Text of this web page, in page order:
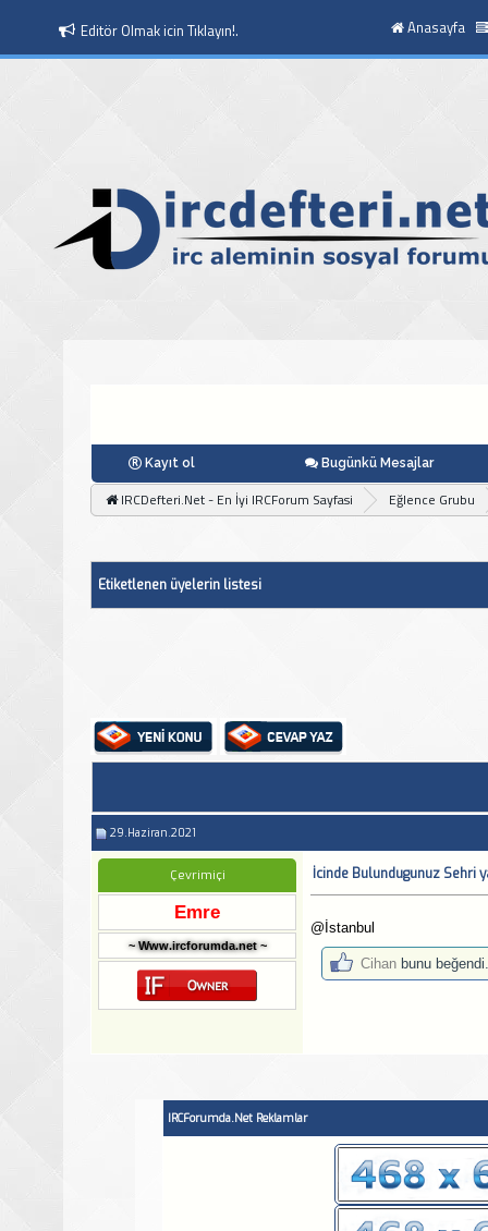
Moderatör Olmak icin Tıklayın!. Anasayfa
Kayıt ol Bugünkü Mesajlar
IRCDefteri.Net - En İyi IRCForum Sayfasi Eğlence Grubu
Etiketlenen üyelerin listesi
29.Haziran.2021
Çevrimiçi
Emre
~ Www.ircforumda.net ~
İcinde Bulundugunuz Sehri
@İstanbul
Cihan bunu beğendi.
IRCForumda.Net Reklamlar